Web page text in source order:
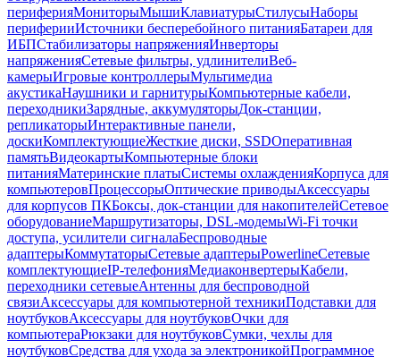
периферияМониторыМышиКлавиатурыСтилусыНаборы
периферииИсточники бесперебойного питанияБатареи для
ИБПСтабилизаторы напряженияИнверторы
напряженияСетевые фильтры, удлинителиВеб-
камерыИгровые контроллерыМультимедиа
акустикаНаушники и гарнитурыКомпьютерные кабели,
переходникиЗарядные, аккумуляторыДок-станции,
репликаторыИнтерактивные панели,
доскиКомплектующиеЖесткие диски, SSDОперативная
памятьВидеокартыКомпьютерные блоки
питанияМатеринские платыСистемы охлажденияКорпуса для
компьютеровПроцессорыОптические приводыАксессуары
для корпусов ПКБоксы, док-станции для накопителейСетевое
оборудованиеМаршрутизаторы, DSL-модемыWi-Fi точки
доступа, усилители сигналаБеспроводные
адаптерыКоммутаторыСетевые адаптерыPowerlineСетевые
комплектующиеIP-телефонияМедиаконвертерыКабели,
переходники сетевыеАнтенны для беспроводной
связиАксессуары для компьютерной техникиПодставки для
ноутбуковАксессуары для ноутбуковОчки для
компьютераРюкзаки для ноутбуковСумки, чехлы для
ноутбуковСредства для ухода за электроникойПрограммное